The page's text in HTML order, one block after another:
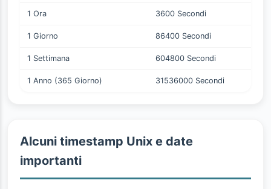
1 Ora 3600 Secondi
1 Giorno 86400 Secondi
1 Settimana 604800 Secondi
1 Anno (365 Giorno) 31536000 Secondi
Alcuni timestamp Unix e date
importanti